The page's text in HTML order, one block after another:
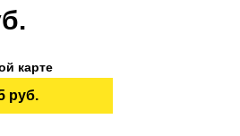
карте
руб.